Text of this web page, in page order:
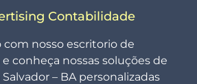
Contabilidade
nosso escritorio de
conheça nossas soluções de
– BA personalizadas